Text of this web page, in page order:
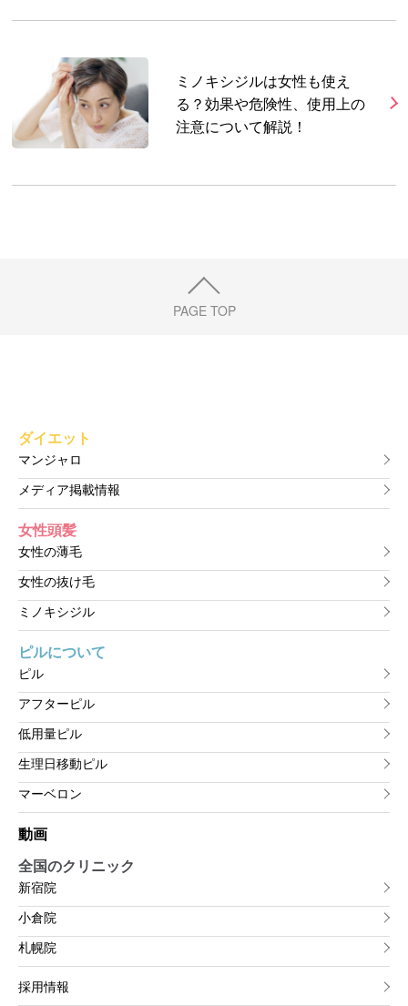
ミノキシジルは女性も使え
る？効果や危険性、使用上の
注意について解説！
PAGE TOP
ダイエット
マンジャロ
メディア掲載情報
女性頭髪
女性の薄毛
女性の抜け毛
ミノキシジル
ピルについて
ピル
アフターピル
低用量ピル
生理日移動ピル
マーベロン
動画
全国のクリニック
新宿院
小倉院
札幌院
採用情報